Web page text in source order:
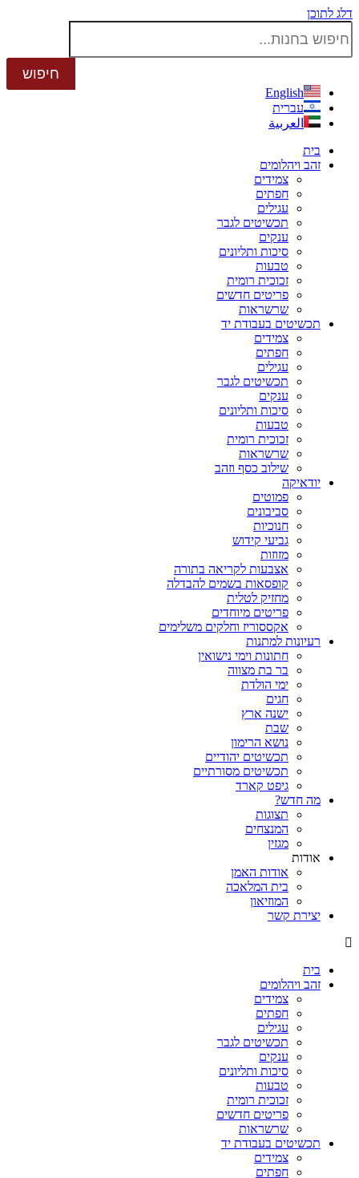
דלג לתוכן
English
עברית
العربية
בית
זהב ויהלומים
צמידים
חפתים
עגילים
תכשיטים לגבר
ענקים
סיכות ותליונים
טבעות
זכוכית רומית
פריטים חדשים
שרשראות
תכשיטים בעבודת יד
צמידים
חפתים
עגילים
תכשיטים לגבר
ענקים
סיכות ותליונים
טבעות
זכוכית רומית
שרשראות
שילוב כסף וזהב
יודאיקה
פמוטים
סביבונים
חנוכיות
גביעי קידוש
מזוזות
אצבעות לקריאה בתורה
קופסאות בשמים להבדלה
מחזיק לטלית
פריטים מיוחדים
אקססוריז וחלקים משלימים
רעיונות למתנות
חתונות וימי נישואין
בר בת מצווה
ימי הולדת
חגים
ישנה ארץ
שבת
נושא הרימון
תכשיטים יהודיים
תכשיטים מסורתיים
גיפט קארד
מה חדש?
תצוגות
המנצחים
מגזין
אודות
אודות האמן
בית המלאכה
המוזיאון
יצירת קשר
בית
זהב ויהלומים
צמידים
חפתים
עגילים
תכשיטים לגבר
ענקים
סיכות ותליונים
טבעות
זכוכית רומית
פריטים חדשים
שרשראות
תכשיטים בעבודת יד
צמידים
חפתים